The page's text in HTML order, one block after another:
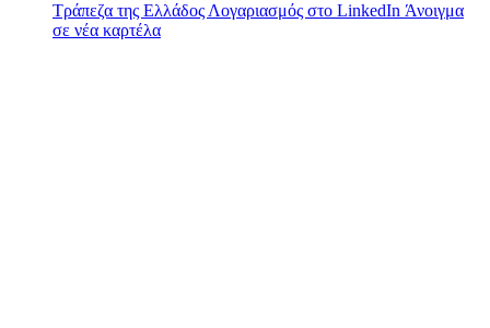
Τράπεζα της Ελλάδος Λογαριασμός στο LinkedIn Άνοιγμα
σε νέα καρτέλα